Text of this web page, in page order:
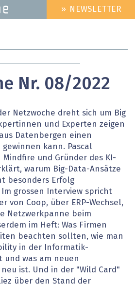
HEADER
MENU
» NEWSLETTER
Nr. 08/2022
Netzwoche dreht sich um Big
und Experten zeigen
Datenbergen einen
kann. Pascal
Mindfire und Gründer des KI-
warum Big-Data-Ansätze
besonders Erfolg
grossen Interview spricht
von Coop, über ERP-Wechsel,
Netzwerkpanne beim
im Heft: Was Firmen
beachten sollten, wie man
in der Informatik-
und was am neuen
ist. Und in der "Wild Card"
über den Stand der